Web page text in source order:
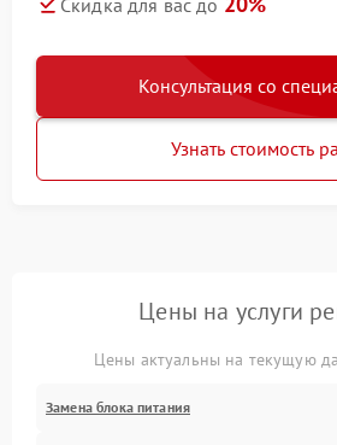
Скидка для вас до
Консультация со
Узнать стоимость
Цены на услуги
Цены актуальны на текущую
Замена блока питания